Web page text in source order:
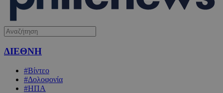
ΔΙΕΘΝΗ
#Βίντεο
#Δολοφονία
#ΗΠΑ